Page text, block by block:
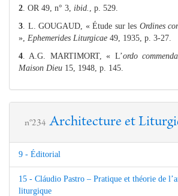
2 . OR 49, n° 3, ibid.
, p. 529.
3 . L. GOUGAUD, « Étude sur les Ordines
», Ephemerides Liturgicae 49, 1935, p. 3-27.
4 . A.G. MARTIMORT, « L’ordo
Maison Dieu 15, 1948, p. 145.
n°234 Architecture et
9 - Éditorial
15 - Cláudio Pastro – Pratique et théorie de
liturgique